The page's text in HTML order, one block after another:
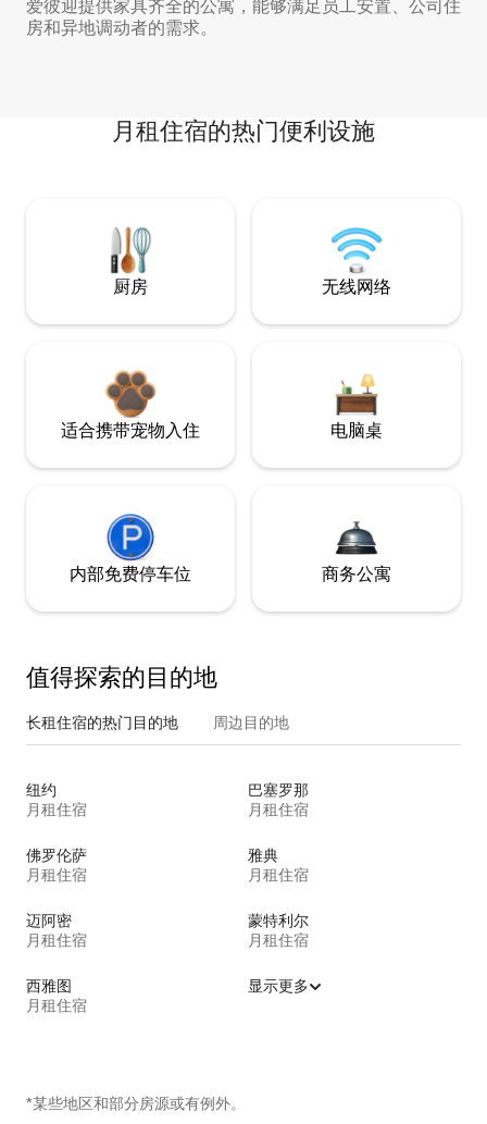
爱彼迎提供家具齐全的公寓，能够满足员工安置、公司住
房和异地调动者的需求。
月租住宿的热门便利设施
厨房 无线网络
适合携带宠物入住 电脑桌
内部免费停车位 商务公寓
值得探索的目的地
长租住宿的热门目的地 周边目的地
纽约
月租住宿
巴塞罗那
月租住宿
佛罗伦萨
月租住宿
雅典
月租住宿
迈阿密
月租住宿
蒙特利尔
月租住宿
西雅图
月租住宿
显示更多
*某些地区和部分房源或有例外。